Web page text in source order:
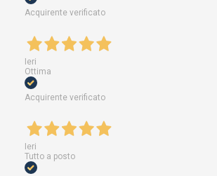
Acquirente verificato
Ieri
Ottima
Acquirente verificato
Ieri
Tutto a posto